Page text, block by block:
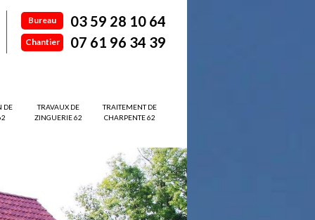
Bureau 03 59 28 10 64
Chantier 07 61 96 34 39
DE
TRAVAUX DE
ZINGUERIE 62
TRAITEMENT DE
CHARPENTE 62